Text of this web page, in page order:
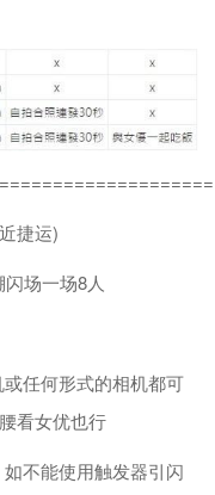
捷运)
场一场8人
任何形式的相机都可
看女优也行
不能使用触发器引闪